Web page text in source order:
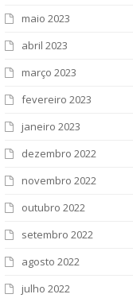
maio 2023
abril 2023
março 2023
fevereiro 2023
janeiro 2023
dezembro 2022
novembro 2022
outubro 2022
setembro 2022
agosto 2022
julho 2022